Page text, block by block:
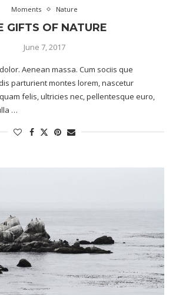
Moments Nature
GIFTS OF NATURE
June 7, 2017
Aenean massa. Cum sociis que
parturient montes lorem, nascetur
felis, ultricies nec, pellentesque euro,
…